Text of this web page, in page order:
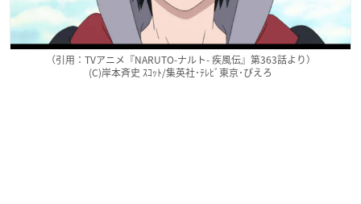
（引用：TVアニメ『NARUTO-ナルト- 疾風伝』第363話より）
(C)岸本斉史 ｽｺｯﾄ/集英社･ﾃﾚﾋﾞ東京･ぴえろ